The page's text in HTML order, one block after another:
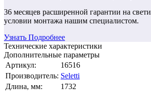
36 месяцев расширенной гарантии на
условии монтажа нашим специалистом.
Узнать Подробнее
Технические характеристики
Дополнительные параметры
Артикул:
16516
Производитель: Seletti
Длина, мм:
1732